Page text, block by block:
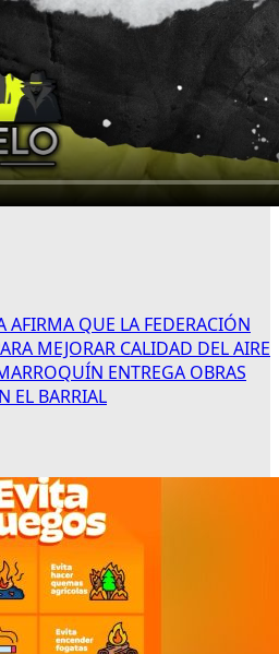
AFIRMA QUE LA FEDERACIÓN
MEJORAR CALIDAD DEL AIRE
ENTREGA OBRAS
EL BARRIAL